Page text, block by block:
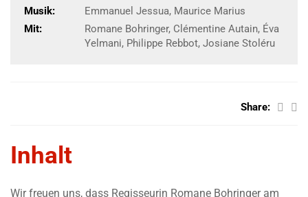
Musik:
Emmanuel Jessua, Maurice Marius
Mit:
Romane Bohringer, Clémentine Autain, Éva
Yelmani, Philippe Rebbot, Josiane Stoléru
Share:
Inhalt
Wir freuen uns, dass Regisseurin Romane Bohringer am